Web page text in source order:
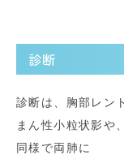
診断
診断は、胸部レン
まん性小粒状影や
同様で両肺に